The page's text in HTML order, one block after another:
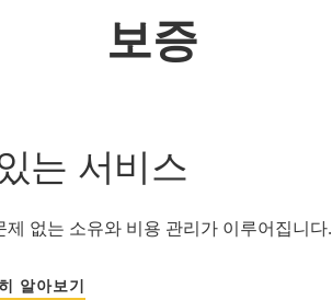
보증
는 서비스
없는 소유와 비용 관리가 이루어집니다.
알아보기